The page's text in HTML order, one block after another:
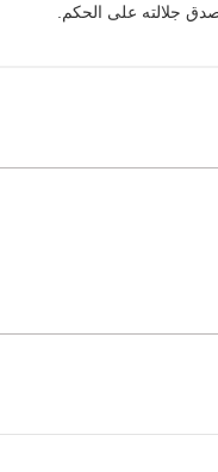
جلالته على الحكم.